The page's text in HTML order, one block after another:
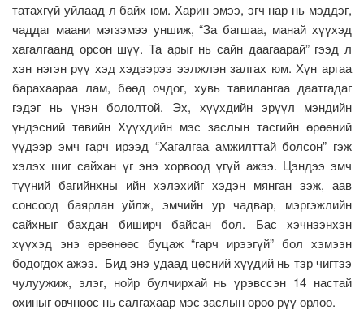
татахгүй уйлаад л байх юм. Харин эмээ, эгч нар нь мэддэг,
чаддаг маани мэгзэмээ уншиж, “За багшаа, манай хүүхэд
хагалгаанд орсон шүү. Та арыг нь сайн даагаарай” гээд л
хэн нэгэн рүү хэд хэдээрээ ээлжлэн залгах юм. Хүн аргаа
барахаараа лам, бөөд очдог, хувь тавилангаа даатгадаг
гэдэг нь үнэн бололтой. Эх, хүүхдийн эрүүл мэндийн
үндэсний төвийн Хүүхдийн мэс заслын тасгийн өрөөний
үүдээр эмч гарч ирээд “Хагалгаа амжилттай болсон” гэж
хэлэх шиг сайхан үг энэ хорвоод үгүй ажээ. Цэндээ эмч
түүний багийнхны ийн хэлэхийг хэдэн мянган ээж, аав
сонсоод баярлан уйлж, эмчийн ур чадвар, мэргэжлийн
сайхныг бахдан биширч байсан бол. Бас хэчнээнхэн
хүүхэд энэ өрөөнөөс буцаж “гарч ирээгүй” бол хэмээн
бодогдох ажээ. Бид энэ удаад цөсний хүүдий нь тэр чигтээ
чулуужиж, элэг, нойр булчирхай нь үрэвссэн 14 настай
охиныг өвчнөөс нь салгахаар мэс заслын өрөө рүү орлоо.